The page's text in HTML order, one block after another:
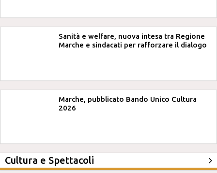
Sanità e welfare, nuova intesa tra Regione
Marche e sindacati per rafforzare il dialogo
Marche, pubblicato Bando Unico Cultura
2026
Cultura e Spettacoli